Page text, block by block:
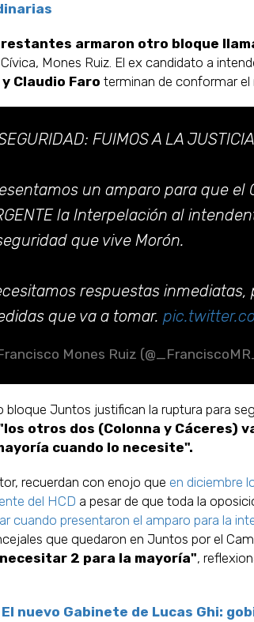
armaron otro bloque
Mones Ruiz. El ex candidato a
Claudio Faro terminan de conformar el
FUIMOS A LA
un amparo para que el
la Interpelación al
que vive Morón.
respuestas
que va a tomar.
Mones Ruiz
bloque Juntos justifican la ruptura para
otros dos (Colonna y Cáceres)
cuando lo necesite".
recuerdan con enojo que en diciembre
del HCD a pesar de que toda la
cuando presentaron el amparo para la
que quedaron en Juntos por el
2 para la mayoría",
El nuevo Gabinete de Lucas Ghi: